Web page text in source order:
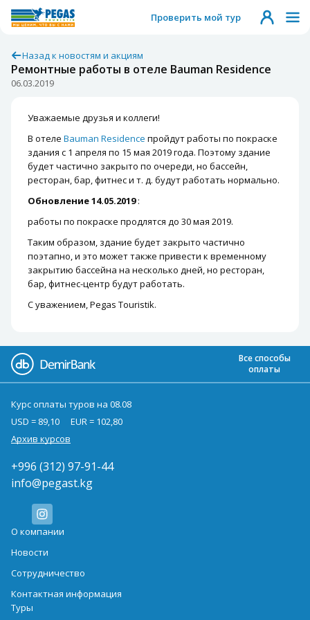
Проверить мой тур
Назад к новостям и акциям
Ремонтные работы в отеле Bauman Residence
06.03.2019
Уважаемые друзья и коллеги!
В отеле Bauman Residence пройдут работы по покраске
здания с 1 апреля по 15 мая 2019 года. Поэтому здание
будет частично закрыто по очереди, но бассейн,
ресторан, бар, фитнес и т. д. будут работать нормально.
Обновление 14.05.2019:
работы по покраске продлятся до 30 мая 2019.
Таким образом, здание будет закрыто частично
поэтапно, и это может также привести к временному
закрытию бассейна на несколько дней, но ресторан,
бар, фитнес-центр будут работать.
С уважением, Pegas Touristik.
Все способы
оплаты
Курс оплаты туров на 08.08
USD = 89,10
EUR = 102,80
Архив курсов
+996 (312) 97-91-44
info@pegast.kg
О компании
Новости
Сотрудничество
Контактная информация
Туры